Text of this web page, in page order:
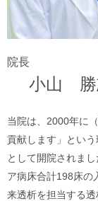
院長
小山 勝
当院は、2000年に
貢献します」とい
として開院されま
ア病床合計198床の
来透析を担当する